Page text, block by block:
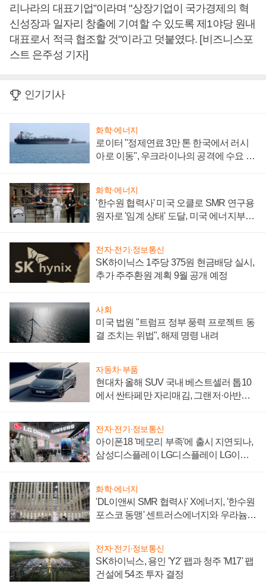
리나라의 대표기업”이라며 "상장기업이 국가경제의 혁
신성장과 일자리 창출에 기여할 수 있도록 제1야당 원내
대표로서 적극 협조할 것"이라고 덧붙였다. [비즈니스포
스트 은주성 기자]
인기기사
화학·에너지
로이터 "정제연료 3만 톤 한국에서 러시
아로 이동", 우크라이나의 공격에 수요 늘
화학·에너지
'한수원 협력사' 미국 오클로 SMR 연구용
원자로 '임계 상태' 도달, 미국 에너지부
전자·전기·정보통신
SK하이닉스 1주당 375원 현금배당 실시,
추가 주주환원 계획 9월 공개 예정
사회
미국 법원 "트럼프 정부 풍력 프로젝트 동
결 조치는 위법", 해제 명령 내려
자동차·부품
현대차 올해 SUV 국내 베스트셀러 톱10
에서 싼타페만 자리매김, 그랜저·아반떼
전자·전기·정보통신
아이폰18 '메모리 부족'에 출시 지연되나,
삼성디스플레이 LG디스플레이 LG이노
화학·에너지
'DL이앤씨 SMR 협력사' X에너지, '한수원
포스코 동맹' 센트러스에너지와 우라늄
전자·전기·정보통신
SK하이닉스, 용인 'Y2' 팹과 청주 'M17' 팹
건설에 54조 투자 결정